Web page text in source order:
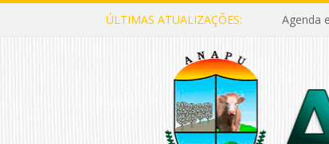
ÚLTIMAS ATUALIZAÇÕES: Agenda